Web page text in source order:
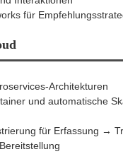
für
Architekturen
und automatische
für Erfassung →